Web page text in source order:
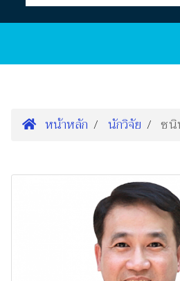
หน้าหลัก นักวิจัย ชนิ